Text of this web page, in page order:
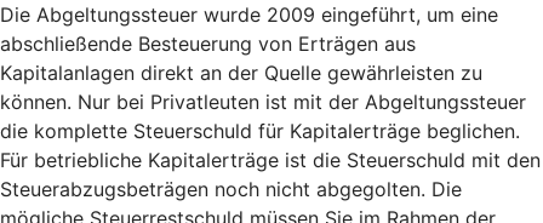
Die Abgeltungssteuer wurde 2009 eingeführt, um eine
abschließende Besteuerung von Erträgen aus
Kapitalanlagen direkt an der Quelle gewährleisten zu
können. Nur bei Privatleuten ist mit der Abgeltungssteuer
die komplette Steuerschuld für Kapitalerträge beglichen.
Für betriebliche Kapitalerträge ist die Steuerschuld mit den
Steuerabzugsbeträgen noch nicht abgegolten. Die
mögliche Steuerrestschuld müssen Sie im Rahmen der